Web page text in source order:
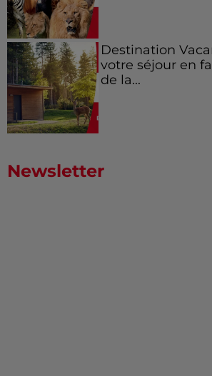
Destination
votre séjour en
de la...
Newsletter